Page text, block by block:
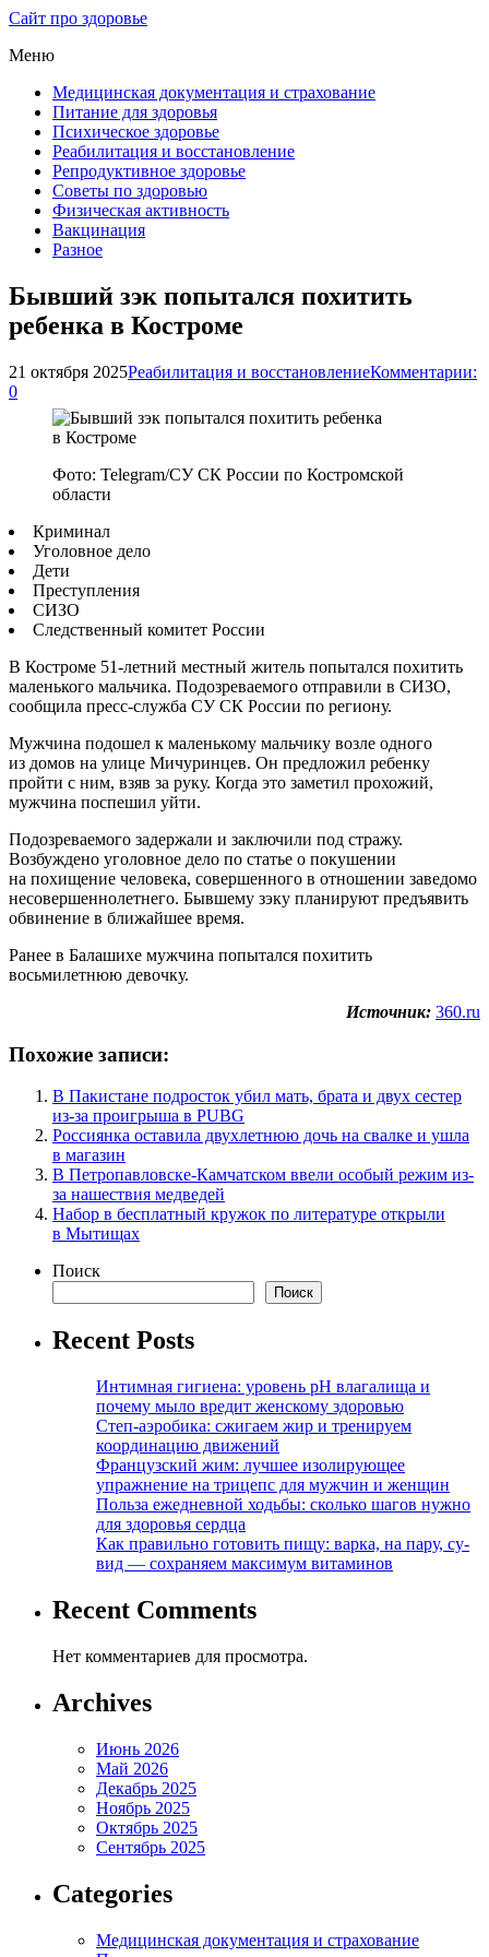
Сайт про здоровье
Меню
Медицинская документация и страхование
Питание для здоровья
Психическое здоровье
Реабилитация и восстановление
Репродуктивное здоровье
Советы по здоровью
Физическая активность
Вакцинация
Разное
Бывший зэк попытался похитить
ребенка в Костроме
21 октября 2025Реабилитация и восстановлениеКомментарии:
0
Фото: Telegram/СУ СК России по Костромской
области
Криминал
Уголовное дело
Дети
Преступления
СИЗО
Следственный комитет России
В Костроме 51-летний местный житель попытался похитить
маленького мальчика. Подозреваемого отправили в СИЗО,
сообщила пресс-служба СУ СК России по региону.
Мужчина подошел к маленькому мальчику возле одного
из домов на улице Мичуринцев. Он предложил ребенку
пройти с ним, взяв за руку. Когда это заметил прохожий,
мужчина поспешил уйти.
Подозреваемого задержали и заключили под стражу.
Возбуждено уголовное дело по статье о покушении
на похищение человека, совершенного в отношении заведомо
несовершеннолетнего. Бывшему зэку планируют предъявить
обвинение в ближайшее время.
Ранее в Балашихе мужчина попытался похитить
восьмилетнюю девочку.
Источник: 360.ru
Похожие записи:
В Пакистане подросток убил мать, брата и двух сестер
из-за проигрыша в PUBG
Россиянка оставила двухлетнюю дочь на свалке и ушла
в магазин
В Петропавловске-Камчатском ввели особый режим из-
за нашествия медведей
Набор в бесплатный кружок по литературе открыли
в Мытищах
Поиск
Поиск
Recent Posts
Интимная гигиена: уровень pH влагалища и
почему мыло вредит женскому здоровью
Степ-аэробика: сжигаем жир и тренируем
координацию движений
Французский жим: лучшее изолирующее
упражнение на трицепс для мужчин и женщин
Польза ежедневной ходьбы: сколько шагов нужно
для здоровья сердца
Как правильно готовить пищу: варка, на пару, су-
вид — сохраняем максимум витаминов
Recent Comments
Нет комментариев для просмотра.
Archives
Июнь 2026
Май 2026
Декабрь 2025
Ноябрь 2025
Октябрь 2025
Сентябрь 2025
Categories
Медицинская документация и страхование